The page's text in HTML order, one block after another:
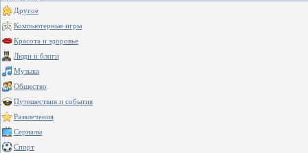
Другое
Компьютерные игры
Красота и здоровье
Люди и блоги
Музыка
Общество
Путешествия и события
Развлечения
Сериалы
Спорт